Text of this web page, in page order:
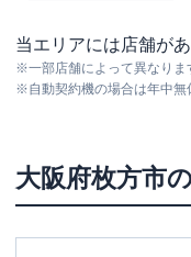
当エリアには店舗があ
※一部店舗によって異なりま
※自動契約機の場合は年中無
大阪府枚方市